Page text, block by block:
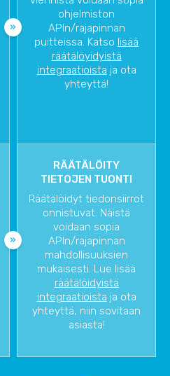
ohjelmiston
APIn/rajapinnan
puitteissa. Katso lisää
räätälöyidyistä
integraatioista ja ota
yhteyttä!
RÄÄTÄLÖITY
TIETOJEN TUONTI
Räätälöidyt tiedonsiirrot
onnistuvat. Näistä
voidaan sopia
APIn/rajapinnan
mahdollisuuksien
mukaisesti. Lue lisää
räätälöidyistä
integraatioista ja ota
yhteyttä, niin sovitaan
asiasta!